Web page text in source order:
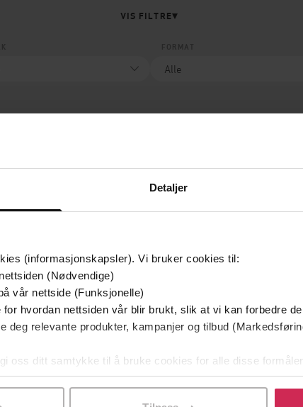
Detaljer
(informasjonskapsler). Vi bruker cookies til:
(Nødvendige)
vår nettside (Funksjonelle)
hvordan nettsiden vår blir brukt, slik at vi kan forbedre
deg relevante produkter, kampanjer og tilbud
oss ditt samtykke til å bruke cookies for alle disse
ved å klikke på «Tilpass». Du kan når som helst trekke
VIS FILTRE